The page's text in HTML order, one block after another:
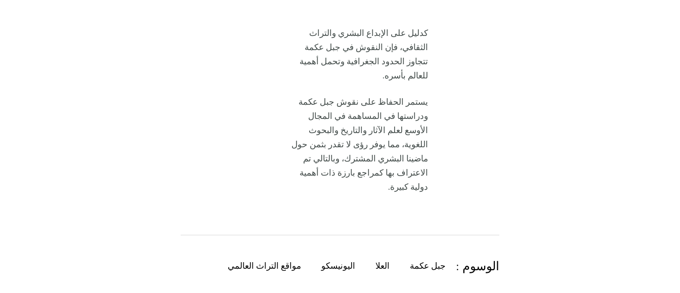
كدليل على الإبداع البشري والتراث
الثقافي، فإن النقوش في جبل عكمة
تتجاوز الحدود الجغرافية وتحمل أهمية
للعالم بأسره.
يستمر الحفاظ على نقوش جبل عكمة
ودراستها في المساهمة في المجال
الأوسع لعلم الآثار والتاريخ والبحوث
اللغوية، مما يوفر رؤى لا تقدر بثمن حول
ماضينا البشري المشترك، وبالتالي تم
الاعتراف بها كمراجع بارزة ذات أهمية
دولية كبيرة.
الوسوم : جبل عكمة العلا اليونيسكو مواقع التراث العالمي